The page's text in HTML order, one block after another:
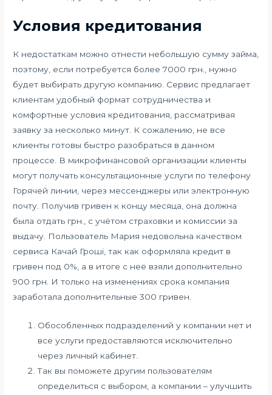
Условия кредитования
К недостаткам можно отнести небольшую сумму займа,
поэтому, если потребуется более 7000 грн., нужно
будет выбирать другую компанию. Сервис предлагает
клиентам удобный формат сотрудничества и
комфортные условия кредитования, рассматривая
заявку за несколько минут. К сожалению, не все
клиенты готовы быстро разобраться в данном
процессе. В микрофинансовой организации клиенты
могут получать консультационные услуги по телефону
Горячей линии, через мессенджеры или электронную
почту. Получив гривен к концу месяца, она должна
была отдать грн., с учётом страховки и комиссии за
выдачу. Пользователь Мария недовольна качеством
сервиса Качай Грошi, так как оформляла кредит в
гривен под 0%, а в итоге с неё взяли дополнительно
900 грн. И только на изменениях срока компания
заработала дополнительные 300 гривен.
Обособленных подразделений у компании нет и
все услуги предоставляются исключительно
через личный кабинет.
Так вы поможете другим пользователям
определиться с выбором, а компании – улучшить